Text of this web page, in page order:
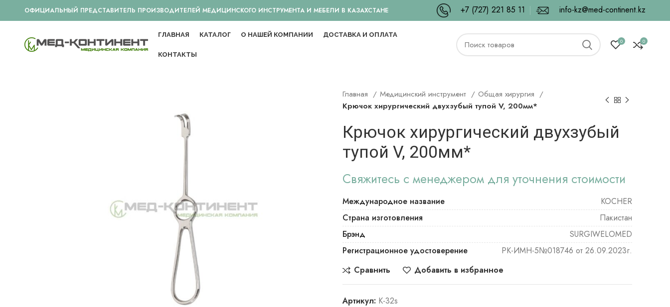
ОФИЦИАЛЬНЫЙ ПРЕДСТАВИТЕЛЬ ПРОИЗВОДИТЕЛЕЙ МЕДИЦИНСКОГО ИНСТРУМЕНТА И МЕБЕЛИ В КАЗАХСТАНЕ +7 (727) 221 85 11 info-kz@med-continent.kz
ГЛАВНАЯ КАТАЛОГ О НАШЕЙ КОМПАНИИ ДОСТАВКА И ОПЛАТА
КОНТАКТЫ
0 0
Главная Медицинский инструмент
Общая хирургия
Крючок хирургический двухзубый тупой V, 200мм*
Крючок хирургический двухзубый
тупой V, 200мм*
Свяжитесь с менеджером для уточнения стоимости
Международное название
KOCHER
Страна изготовления
Пакистан
Брэнд
SURGIWELOMED
Регистрационное удостоверение
РК-ИМН-5№018746 от 26.09.2023г.
Сравнить
Добавить в избранное
Артикул: К-32s